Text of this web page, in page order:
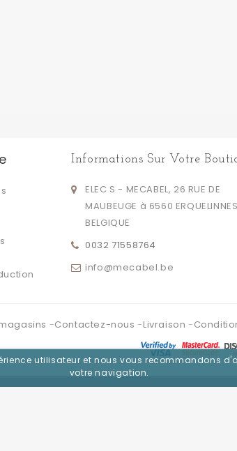
utilisateur et nous vous recommandons
votre navigation.
Informations Sur Votre
ELEC S - MECABEL, 26 RUE DE
MAUBEUGE à 6560 ERQUELINNES
BELGIQUE
0032 71558764
info@mecabel.be
Contactez-nous Livraison